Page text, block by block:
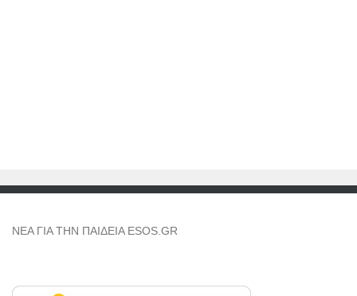
NEA ΓΙΑ ΤΗΝ ΠΑΙΔΕΙΑ ESOS.GR